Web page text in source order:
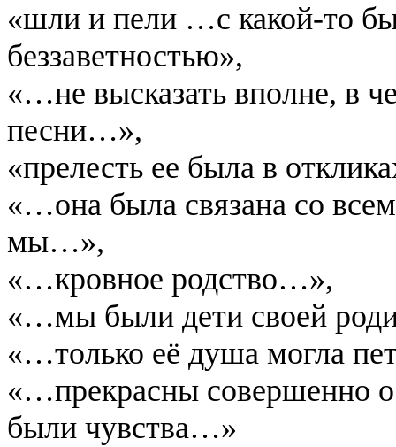
«шли и пели …с какой-то
беззаветностью»,
«…не высказать вполне, в
песни…»,
«прелесть ее была в
«…она была связана со
мы…»,
«…кровное родство…»,
«…мы были дети своей
«…только её душа могла
«…прекрасны совершенно
были чувства…»